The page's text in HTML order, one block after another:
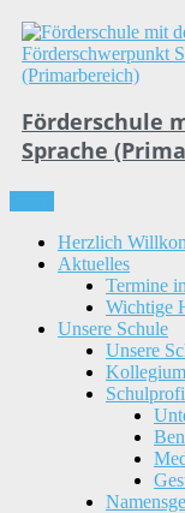
Skip
to
content
Förderschule
Sprache
Herzlich
Aktuelles
Termine
Wichtige
Unsere Schule
Unsere
Kollegium